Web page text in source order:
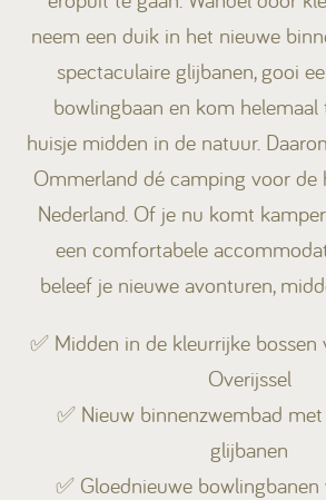
+31 (0) 529 451 362
Gastinformatie
Contact
Werken bij
Mijn Ommerland
neem een duik in het nieuwe
spectaculaire glijbanen, gooi
bowlingbaan en kom
huisje midden in de natuur.
Ommerland dé camping voor de
Nederland. Of je nu komt
een comfortabele
beleef je nieuwe avonturen,
✅ Midden in de kleurrijke
Overijssel
✅ Nieuw binnenzwembad
glijbanen
✅ Gloednieuwe